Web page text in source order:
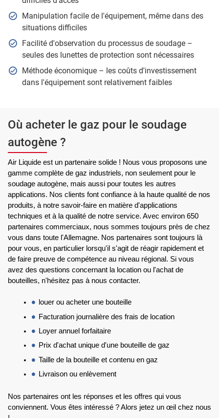
Manipulation facile de l'équipement, même dans des
situations difficiles
Facilité d'observation du processus de soudage –
seules des lunettes de protection sont nécessaires
Méthode économique – les coûts d'investissement
dans l'équipement sont relativement faibles
Où acheter le gaz pour le soudage
autogène ?
Air Liquide est un partenaire solide ! Nous vous proposons une
gamme complète de gaz industriels, non seulement pour le
soudage autogène, mais aussi pour toutes les autres
applications. Nos clients font confiance à la haute qualité de nos
produits, à notre savoir-faire en matière d'applications
techniques et à la qualité de notre service. Avec environ 650
partenaires commerciaux, nous sommes toujours près de chez
vous dans toute l'Allemagne. Nos partenaires sont toujours là
pour vous, en particulier lorsqu'il s'agit de réagir rapidement et
de faire preuve de compétence au niveau régional. Si vous
avez des questions concernant la location ou l'achat de
bouteilles, n'hésitez pas à nous contacter.
louer ou acheter une bouteille
Facturation journalière des frais de location
Loyer annuel forfaitaire
Prix d'achat unique d'une bouteille de gaz
Taille de la bouteille et contenu en gaz
Livraison ou enlèvement
Nos partenaires ont les réponses et les offres qui vous
conviennent. Vous êtes intéressé ? Alors jetez un œil chez nous